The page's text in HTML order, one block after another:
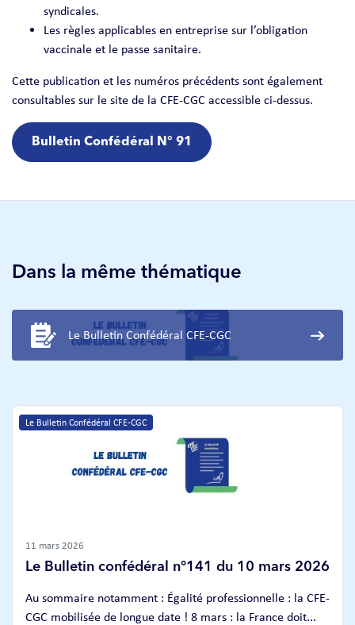
syndicales.
Les règles applicables en entreprise sur l’obligation
vaccinale et le passe sanitaire.
Cette publication et les numéros précédents sont également
consultables sur le site de la CFE-CGC accessible ci-dessus.
Bulletin Confédéral N° 91
Dans la même thématique
Le Bulletin Confédéral CFE-CGC
Le Bulletin Confédéral CFE-CGC
11 mars 2026
Le Bulletin confédéral n°141 du 10 mars 2026
Au sommaire notamment : Égalité professionnelle : la CFE-
CGC mobilisée de longue date ! 8 mars : la France doit...